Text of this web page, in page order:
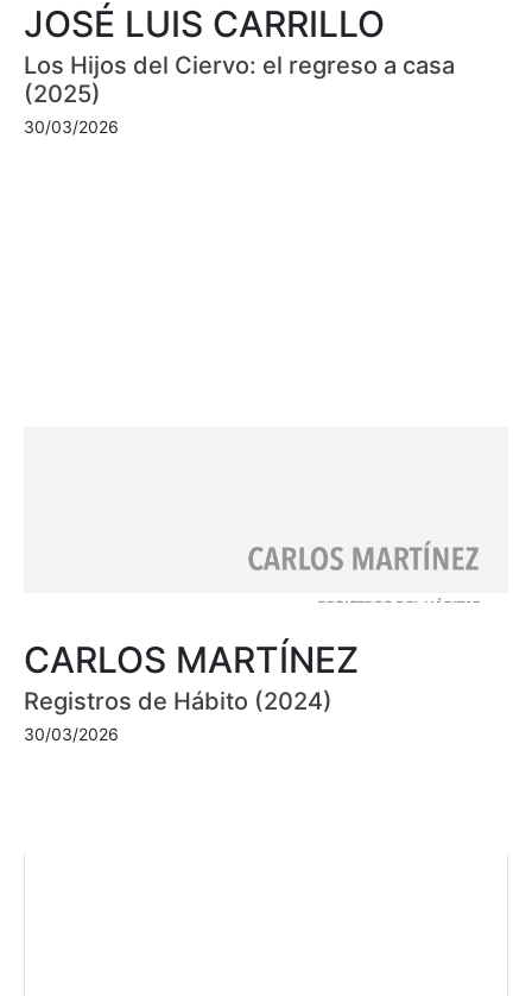
JOSÉ LUIS CARRILLO
Los Hijos del Ciervo: el regreso a casa
(2025)
30/03/2026
CARLOS MARTÍNEZ
Registros de Hábito (2024)
30/03/2026